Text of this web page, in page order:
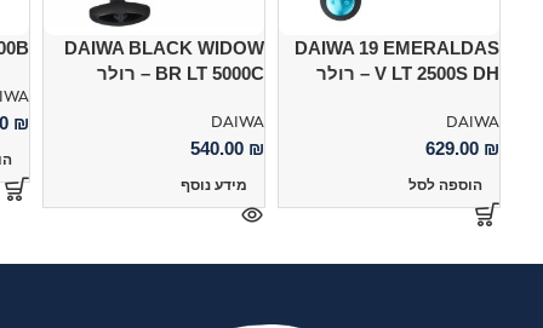
DAIWA 19 EMERALDAS
V LT 2500S DH – רולר
DAIWA
629.00 ₪
הוספה לסל
DAIWA BLACK WIDOW
BR LT 5000C – רולר
DAIWA
540.00 ₪
מידע נוסף
₪